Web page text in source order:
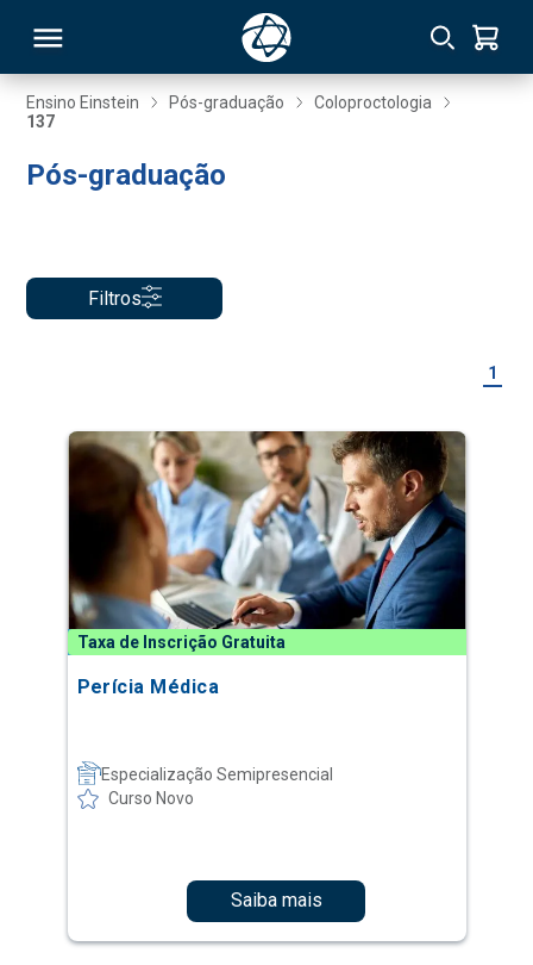
Ensino Einstein Pós-graduação
Coloproctologia
137
Pós-graduação
Filtros
1
Taxa de Inscrição Gratuita
Perícia Médica
Especialização Semipresencial
Curso Novo
Saiba mais